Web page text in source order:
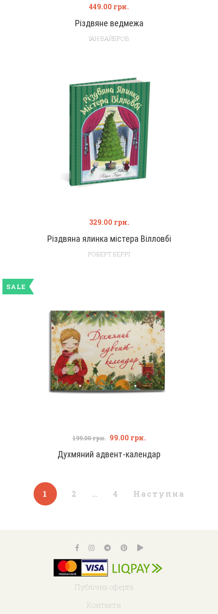
Різдвяне ведмежа
449.00 грн.
ІАН ВАЙБРОВ
Різдвяна ялинка містера Вілловбі
329.00 грн.
РОБЕРТ БЕРРІ
SALE
Духмяний адвент-календар
199.00грн. 99.00 грн.
1 2 … 4 Наступна
Публічна оферта
Контакти